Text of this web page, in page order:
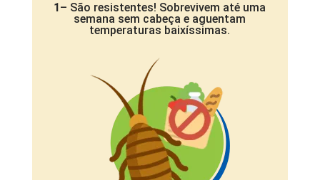
1– São resistentes! Sobrevivem até uma
semana sem cabeça e aguentam
temperaturas baixíssimas.